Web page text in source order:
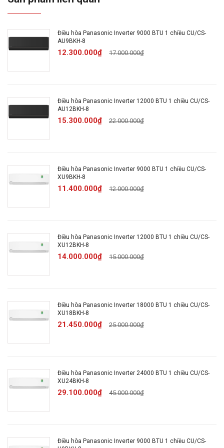
Kháng khuẩn khử mùi:Công nghệ lọc không khí
nanoe™ X thế hệ 3, Nanoe-G lọc bụi mịn PM 2.5
Chế độ gió:Tuỳ chỉnh điều khiển lên xuống trái
Thông tin cục lạnh:
Dày 24.4 cm - Nặng 12 kg
Loại Gas sử dụng:R-32
Bảo hành chính hãng:
1 năm, Cục nóng 1 năm (máy nén 7 năm)
Tổng quan thiết kế
Điều hòa Panasonic Inverter 9000 BTU 1 chiều CU/CS-
AU9BKH-8
12.300.000₫ 17.000.000₫
Điều hòa Panasonic Inverter 12000 BTU 1 chiều CU/CS-
AU12BKH-8
15.300.000₫ 22.000.000₫
Điều hòa Panasonic Inverter 9000 BTU 1 chiều CU/CS-
XU9BKH-8
11.400.000₫ 12.000.000₫
Điều hòa Panasonic Inverter 12000 BTU 1 chiều CU/CS-
XU12BKH-8
14.000.000₫ 15.000.000₫
Điều hòa Panasonic Inverter 18000 BTU 1 chiều CU/CS-
XU18BKH-8
21.450.000₫ 25.000.000₫
Điều hòa Panasonic Inverter 24000 BTU 1 chiều CU/CS-
XU24BKH-8
29.100.000₫ 45.000.000₫
Điều hòa Panasonic Inverter 9000 BTU 1 chiều CU/CS-